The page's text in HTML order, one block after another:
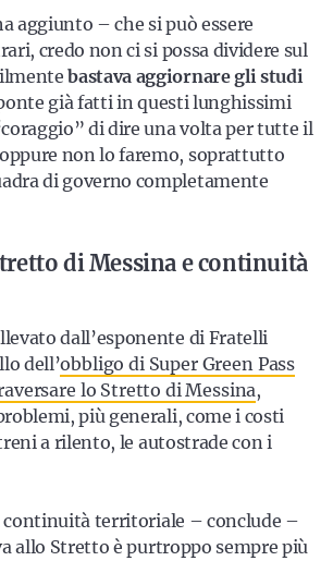
aggiunto – che si può essere
credo non ci si possa dividere sul
bastava aggiornare gli studi
già fatti in questi lunghissimi
di dire una volta per tutte il
non lo faremo, soprattutto
di governo completamente
di Messina e continuità
dall’esponente di Fratelli
dell’obbligo di Super Green Pass
lo Stretto di Messina,
più generali, come i costi
a rilento, le autostrade con i
continuità territoriale – conclude –
allo Stretto è purtroppo sempre più